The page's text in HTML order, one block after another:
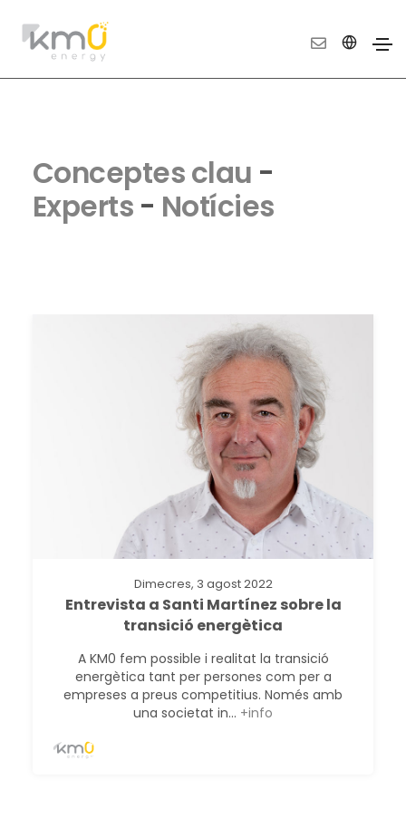
Conceptes clau -
Experts - Notícies
Dimecres, 3 agost 2022
Entrevista a Santi Martínez sobre la
transició energètica
A KM0 fem possible i realitat la transició
energètica tant per persones com per a
empreses a preus competitius. Només amb
una societat in... +info